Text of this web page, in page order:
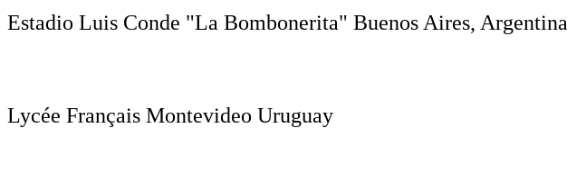
Estadio Luis Conde "La Bombonerita" Buenos Aires, Argentina
Lycée Français Montevideo Uruguay